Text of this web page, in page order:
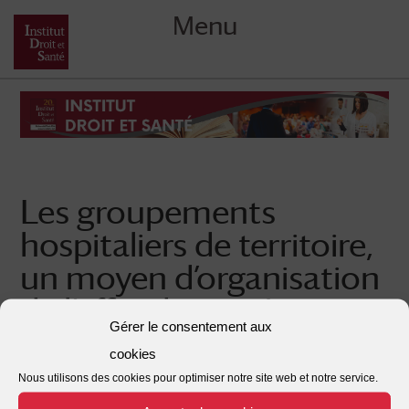
Gérer le consentement aux
cookies
Nous utilisons des cookies pour optimiser notre site web et notre service.
Menu
content
Les groupements
hospitaliers de territoire,
un moyen d’organisation
de l’offre de santé,
édition 2019
Posted on15/12/2020byInstitut Droit et Santé